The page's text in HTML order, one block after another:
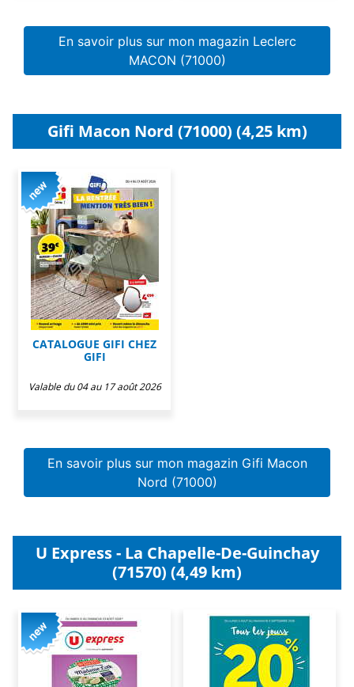
En savoir plus sur mon magazin Leclerc
MACON (71000)
Gifi Macon Nord (71000) (4,25 km)
CATALOGUE GIFI CHEZ
GIFI
Valable du 04 au 17 août 2026
En savoir plus sur mon magazin Gifi Macon
Nord (71000)
U Express - La Chapelle-De-Guinchay
(71570) (4,49 km)